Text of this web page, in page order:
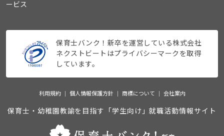
ービス
保育士バンク！新卒を運営している株式会社
ネクストビートはプライバシーマークを取得
しています。
利用規約 個人情報保護方針 商標について 会社案内
保育士・幼稚園教諭を目指す「学生向け」就職活動情報サイト